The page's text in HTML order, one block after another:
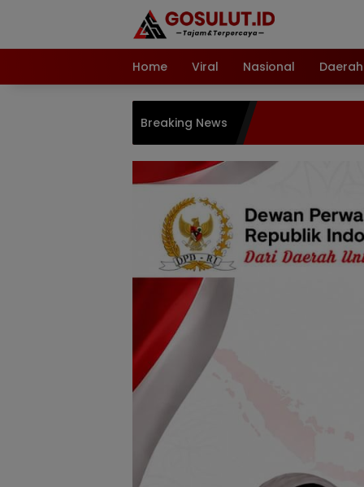
Home Viral Nasional Daerah
Breaking News